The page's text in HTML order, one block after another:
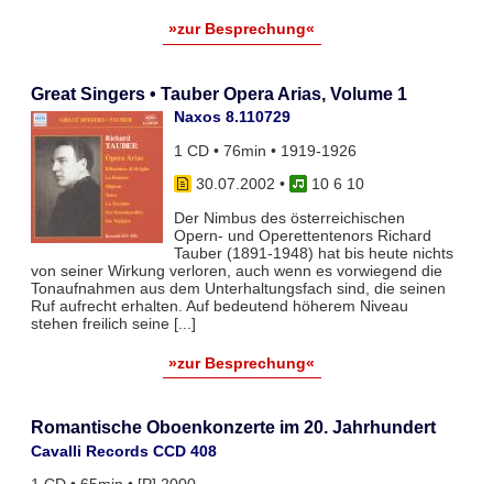
»zur Besprechung«
Great Singers • Tauber Opera Arias, Volume 1
Naxos 8.110729
1 CD • 76min • 1919-1926
30.07.2002 •
10 6 10
Der Nimbus des österreichischen
Opern- und Operettentenors Richard
Tauber (1891-1948) hat bis heute nichts
von seiner Wirkung verloren, auch wenn es vorwiegend die
Tonaufnahmen aus dem Unterhaltungsfach sind, die seinen
Ruf aufrecht erhalten. Auf bedeutend höherem Niveau
stehen freilich seine [...]
»zur Besprechung«
Romantische Oboenkonzerte im 20. Jahrhundert
Cavalli Records CCD 408